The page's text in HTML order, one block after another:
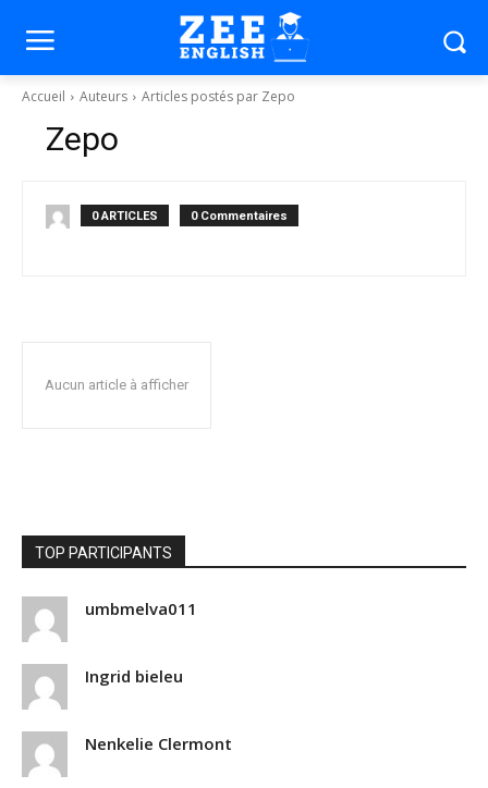
Accueil Auteurs Articles postés par Zepo
Zepo
0 ARTICLES 0 Commentaires
Aucun article à afficher
TOP PARTICIPANTS
umbmelva011
Ingrid bieleu
Nenkelie Clermont